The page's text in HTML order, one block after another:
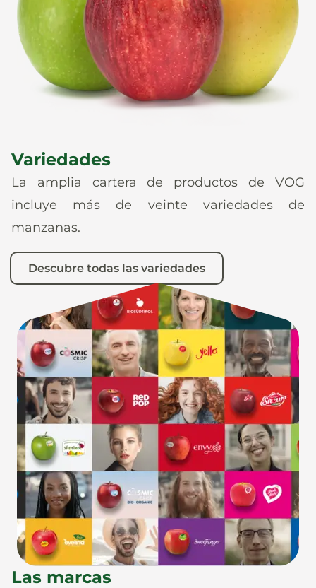
Noticias
En
Variedades
La amplia cartera de productos de VOG
incluye más de veinte variedades de
manzanas.
Descubre todas las variedades
Las marcas